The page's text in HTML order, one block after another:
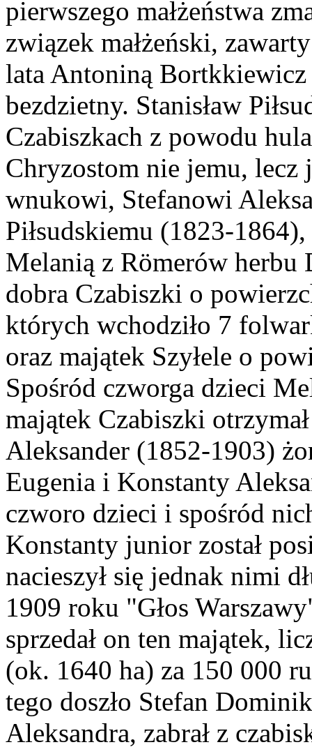
pierwszego małżeństwa
związek małżeński,
lata Antoniną Bortkkiewicz
bezdzietny. Stanisław
Czabiszkach z powodu
Chryzostom nie jemu, lecz
wnukowi, Stefanowi
Piłsudskiemu (1823-
Melanią z Römerów herbu
dobra Czabiszki o
których wchodziło 7
oraz majątek Szyłele o
Spośród czworga dzieci
majątek Czabiszki
Aleksander (1852-1903)
Eugenia i Konstanty
czworo dzieci i spośród
Konstanty junior został
nacieszył się jednak nimi
1909 roku "Głos
sprzedał on ten majątek,
(ok. 1640 ha) za 150 000
tego doszło Stefan
Aleksandra, zabrał z